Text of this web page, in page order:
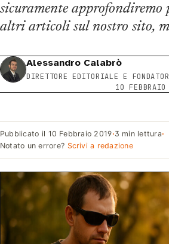
sicuramente
altri articoli sul nostro sito,
Alessandro Calabrò
DIRETTORE EDITORIALE E
10
Pubblicato il 10 Febbraio 2019·3 min lettura·
Notato un errore? Scrivi a redazione